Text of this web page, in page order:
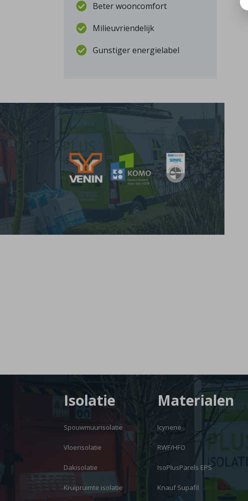
Beter wooncomfort
Milieuvriendelijk
Gunstiger energielabel
Isolatie
Spouwmuurisolatie
Vloerisolatie
Dakisolatie
Kruipruimte isolatie
Materialen
Icynene
RWF/HFO
IsoPlusParels EPS
Knauf Supafil